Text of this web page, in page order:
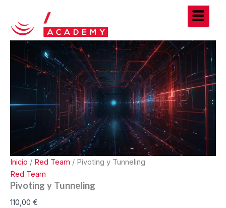
contenido
Inicio / Red Team / Pivoting y Tunneling
Red Team
Pivoting y Tunneling
110,00 €
Tunneling
cantidad